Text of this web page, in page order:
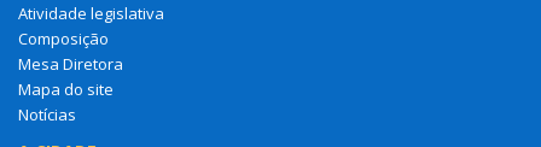
Atividade legislativa
Composição
Mesa Diretora
Mapa do site
Notícias